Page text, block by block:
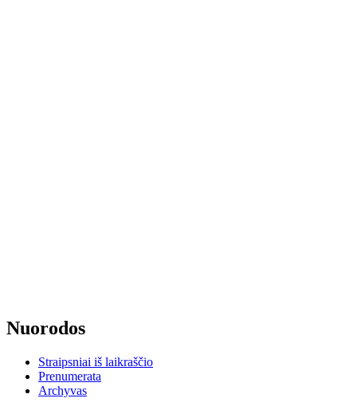
Nuorodos
Straipsniai iš laikraščio
Prenumerata
Archyvas